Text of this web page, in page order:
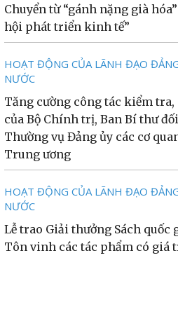
Chuyển từ “gánh nặng già
hội phát triển kinh tế”
HOẠT ĐỘNG CỦA LÃNH ĐẠO
NƯỚC
Tăng cường công tác kiểm tra,
của Bộ Chính trị, Ban Bí thư
Thường vụ Đảng ủy các cơ
Trung ương
HOẠT ĐỘNG CỦA LÃNH ĐẠO
NƯỚC
Lễ trao Giải thưởng Sách quốc
Tôn vinh các tác phẩm có giá